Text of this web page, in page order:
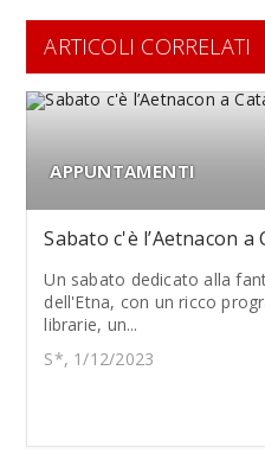
ARTICOLI CORRELATI
APPUNTAMENTI
Sabato c'è l’Aetnacon a
Un sabato dedicato alla
dell'Etna, con un ricco
librarie, un...
S*, 1/12/2023